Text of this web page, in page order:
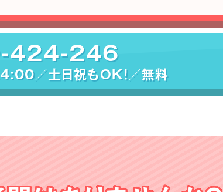
424-246
／土日祝もOK！／無料